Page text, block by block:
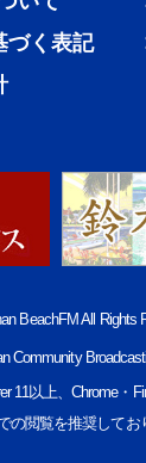
づく表記
BeachFM All Rights
Community
11以上、Chrome・
の閲覧を推奨してお